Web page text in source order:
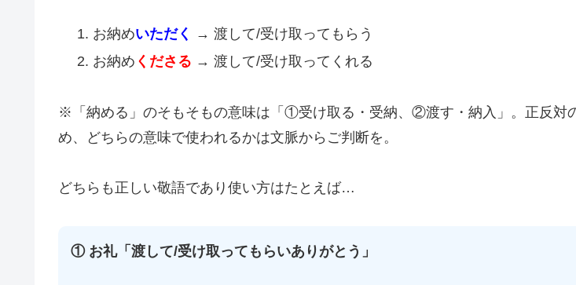
お納めいただく
→ 渡して/受け取ってもらう
お納め くださる → 渡して/受け取ってくれる
※「納める」のそもそもの意味は「①受け取る・受納、②渡す・納入」。正反対
め、どちらの意味で使われるかは文脈からご判断を。
どちらも正しい敬語であり使い方はたとえば…
① お礼「渡して/受け取ってもらいありがとう」